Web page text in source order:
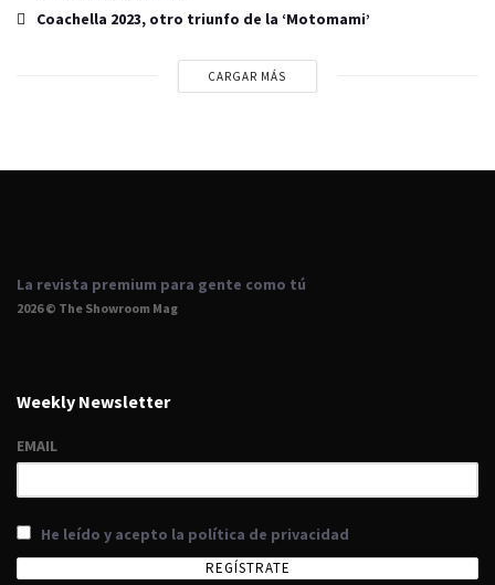
Coachella 2023, otro triunfo de la ‘Motomami’
CARGAR MÁS
La revista premium para gente como tú
2026 © The Showroom Mag
Weekly Newsletter
EMAIL
He leído y acepto la política de privacidad